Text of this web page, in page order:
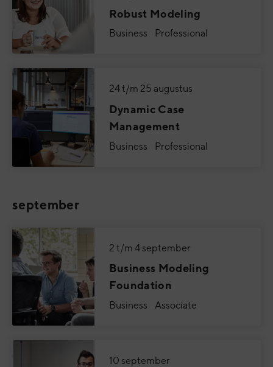
Robust Modeling
Business Professional
24 t/m 25 augustus
Dynamic Case
Management
Business Professional
september
2 t/m 4 september
Business Modeling
Foundation
Business Associate
10 september